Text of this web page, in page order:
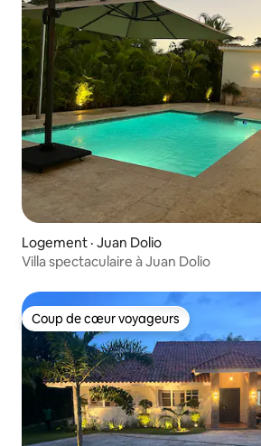
Logement · Juan Dolio
Villa spectaculaire à Juan Dolio
Coup de cœur voyageurs
Coup de cœur voyageurs